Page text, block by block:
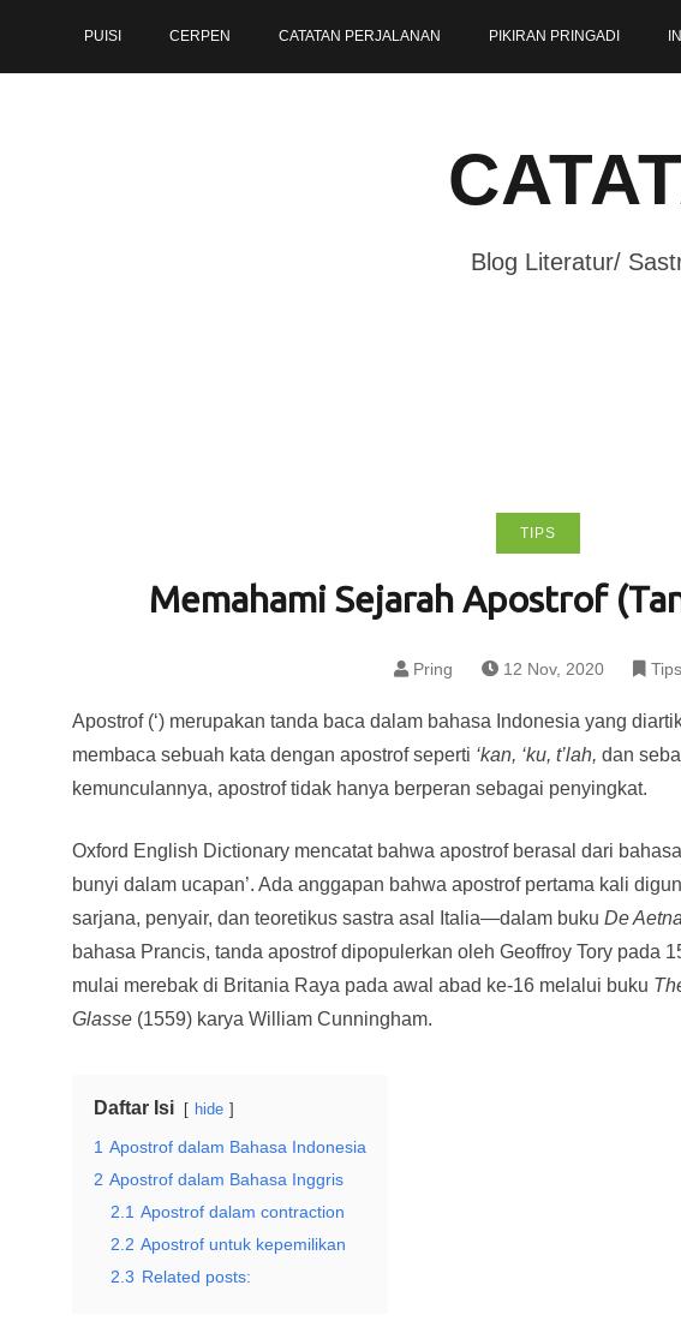
PUISI CERPEN CATATAN PERJALANAN PIKIRAN PRINGADI
Blog Literatur/
TIPS
Memahami Sejarah Apostrof
Pring 12 Nov, 2020 Tips
Apostrof (‘) merupakan tanda baca dalam bahasa Indonesia yang
membaca sebuah kata dengan apostrof seperti ‘kan, ‘ku, t’lah, dan
kemunculannya, apostrof tidak hanya berperan sebagai penyingkat.
Oxford English Dictionary mencatat bahwa apostrof berasal dari
bunyi dalam ucapan’. Ada anggapan bahwa apostrof pertama kali
sarjana, penyair, dan teoretikus sastra asal Italia—dalam buku De Aetna
bahasa Prancis, tanda apostrof dipopulerkan oleh Geoffroy Tory pada
mulai merebak di Britania Raya pada awal abad ke-16 melalui buku
Glasse (1559) karya William Cunningham.
Daftar Isi hide
1 Apostrof dalam Bahasa Indonesia
2 Apostrof dalam Bahasa Inggris
2.1 Apostrof dalam contraction
2.2 Apostrof untuk kepemilikan
2.3 Related posts: